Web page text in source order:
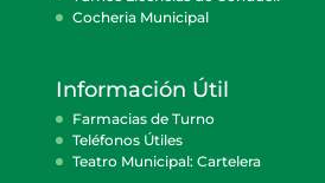
Cocheria Municipal
Información Útil
Farmacias de Turno
Teléfonos Útiles
Teatro Municipal: Cartelera